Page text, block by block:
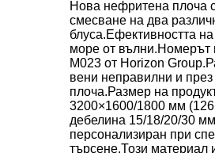
Нова нефритена плоча
смесване на два
блуса.Ефективността
море от вълни.Номерът
M023 от Horizon
вени неправилни и през
плоча.Размер на
3200×1600/1800 мм (126
дебелина 15/18/20/30
персонализиран при
търсене.Този материал